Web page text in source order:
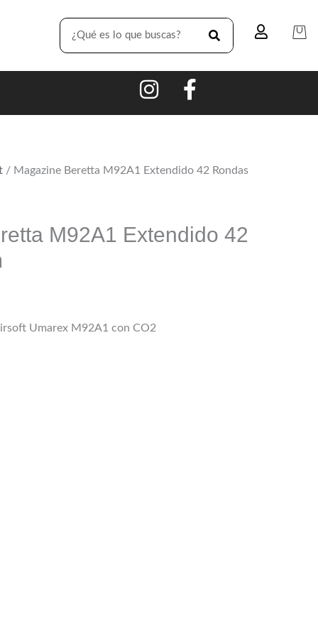
SEARCH
/ Magazine Beretta M92A1 Extendido 42 Rondas
M92A1 Extendido 42
Umarex M92A1 con CO2